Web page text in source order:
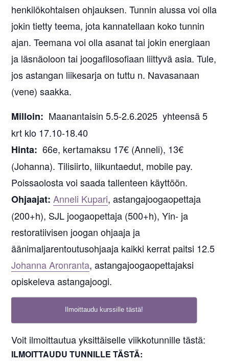
henkilökohtaisen ohjauksen. Tunnin alussa voi olla
jokin tietty teema, jota kannatellaan koko tunnin
ajan. Teemana voi olla asanat tai jokin energiaan
ja läsnäoloon tai joogafilosofiaan liittyvä asia. Tule,
jos astangan liikesarja on tuttu n. Navasanaan
(vene) saakka.
Milloin: Maanantaisin 5.5-2.6.2025 yhteensä 5
krt klo 17.10-18.40
Hinta: 66e, kertamaksu 17€ (Anneli), 13€
(Johanna). Tilisiirto, liikuntaedut, mobile pay.
Poissaolosta voi saada tallenteen käyttöön.
Ohjaajat:Anneli Kupari, astangajoogaopettaja
(200+h), SJL joogaopettaja (500+h), Yin- ja
restoratiivisen joogan ohjaaja ja
äänimaljarentoutusohjaaja kaikki kerrat paitsi 12.5
Johanna Aronranta, astangajoogaopettajaksi
opiskeleva astangajoogi.
Ilmoittaudu kurssille tästä!
Voit ilmoittautua yksittäiselle viikkotunnille tästä:
ILMOITTAUDU TUNNILLE TÄSTÄ: